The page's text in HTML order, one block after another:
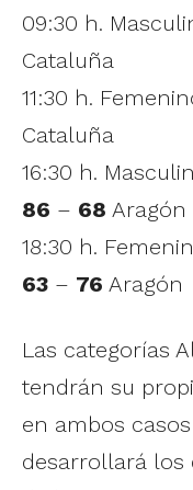
09:30 h.
Cataluña
11:30 h.
Cataluña
16:30 h.
86 – 68 Aragón
18:30 h.
63 – 76 Aragón
Las categorías
tendrán su
en ambos
desarrollará los